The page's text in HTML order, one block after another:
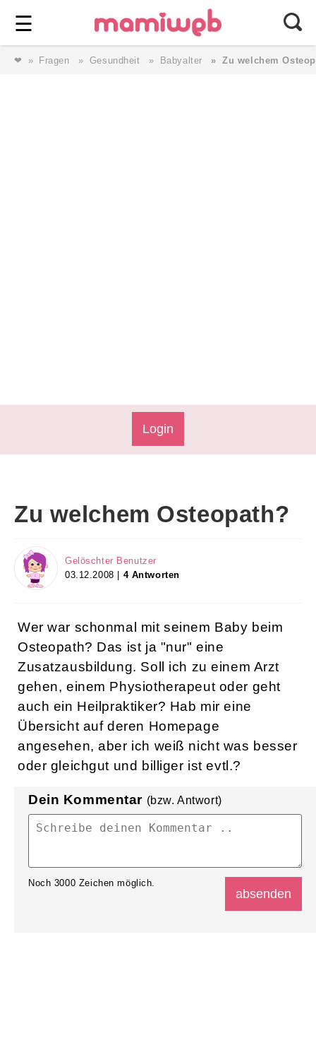
☰ ⎯ Wir lieben Familie ⎯
❤ Fragen Gesundheit Babyalter Zu welchem
Login
Zu welchem Osteopath?
Gelöschter Benutzer
03.12.2008 | 4 Antworten
Wer war schonmal mit seinem Baby beim
Osteopath? Das ist ja "nur" eine
Zusatzausbildung. Soll ich zu einem Arzt
gehen, einem Physiotherapeut oder geht
auch ein Heilpraktiker? Hab mir eine
Übersicht auf deren Homepage
angesehen, aber ich weiß nicht was besser
oder gleichgut und billiger ist evtl.?
Dein Kommentar (bzw. Antwort)
Noch 3000 Zeichen möglich.